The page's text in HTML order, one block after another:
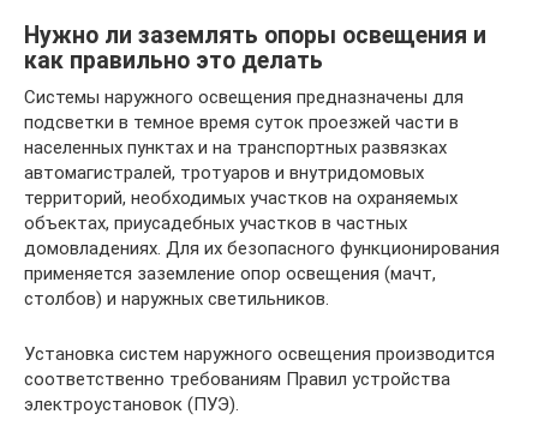
Нужно ли заземлять опоры освещения и
как правильно это делать
Системы наружного освещения предназначены для
подсветки в темное время суток проезжей части в
населенных пунктах и на транспортных развязках
автомагистралей, тротуаров и внутридомовых
территорий, необходимых участков на охраняемых
объектах, приусадебных участков в частных
домовладениях. Для их безопасного функционирования
применяется заземление опор освещения (мачт,
столбов) и наружных светильников.
Установка систем наружного освещения производится
соответственно требованиям Правил устройства
электроустановок (ПУЭ).